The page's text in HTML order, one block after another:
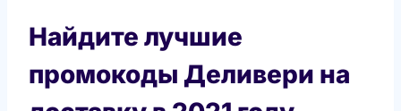
Найдите лучшие
промокоды Деливери на